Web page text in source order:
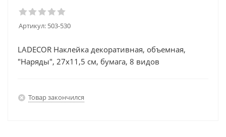
Артикул: 503-530
LADECOR Наклейка декоративная, объемная,
"Наряды", 27х11,5 см, бумага, 8 видов
Товар закончился